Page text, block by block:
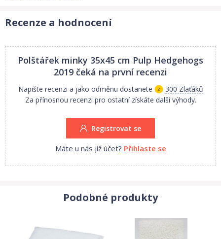
Recenze a hodnocení
Polštářek minky 35x45 cm Pulp Hedgehogs
2019 čeká na první recenzi
Napište recenzi a jako odměnu dostanete
300 Zlaťáků
Za přínosnou recenzi pro ostatní získáte další výhody.
Registrovat se
Máte u nás již účet? Přihlaste se
Podobné produkty